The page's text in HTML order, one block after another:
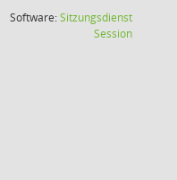
Software:Sitzungsdienst
Session(Wird in